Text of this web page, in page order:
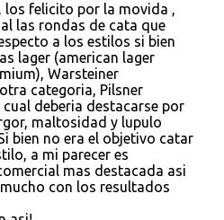
los felicito por la movida ,
las rondas de cata que
a los estilos si bien
lager (american lager
Warsteiner
categoria, Pilsner
deberia destacarse por
maltosidad y lupulo
bien no era el objetivo catar
a mi parecer es
mas destacada asi
con los resultados